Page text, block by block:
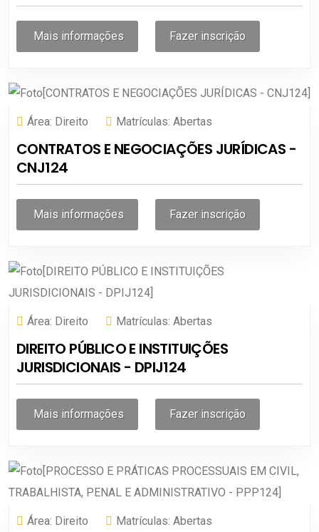
Mais informações Fazer inscrição
Área: Direito Matrículas: Abertas
CONTRATOS E NEGOCIAÇÕES JURÍDICAS -
CNJ124
Mais informações Fazer inscrição
Área: Direito Matrículas: Abertas
DIREITO PÚBLICO E INSTITUIÇÕES
JURISDICIONAIS - DPIJ124
Mais informações Fazer inscrição
Área: Direito Matrículas: Abertas